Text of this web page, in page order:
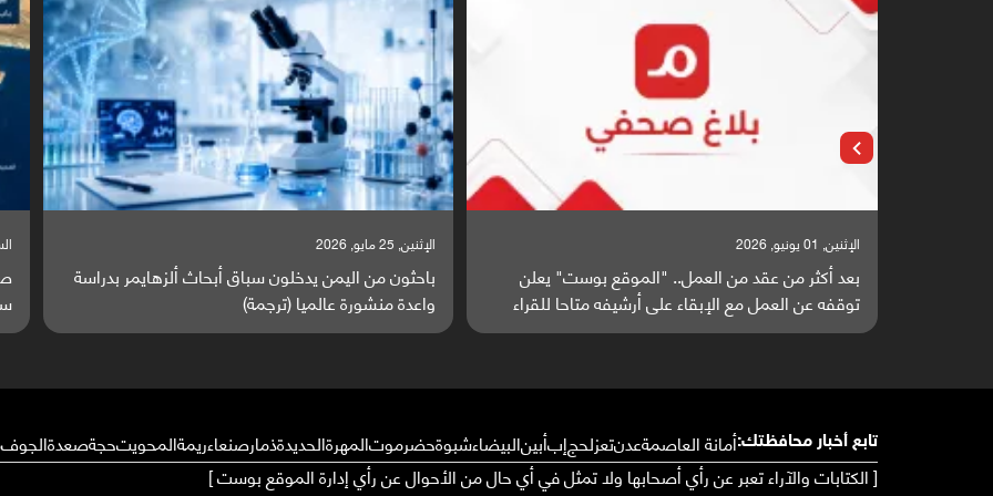
الإثنين, 25 مايو, 2026
باحثون من اليمن يدخلون سباق أبحاث ألزهايمر بدراسة
واعدة منشورة عالميا (ترجمة)
السبت, 23 مايو, 2026
صراع دولي يتصاعد قرب اليمن والبحر الأحمر يتحول إلى
ساحة مواجهة عالمية (ترجمة)
تابع أخبار محافظتك:أمانة العاصمةعدنتعزلحجإبأبينالبيضاءشبوةحضرموتالمهرةالحديدةذمارصنعاءريمةالمحويتحجةصعدةالجوف
[ الكتابات والآراء تعبر عن رأي أصحابها ولا تمثل في أي حال من الأحوال عن رأي إدارة الموقع بوست ]